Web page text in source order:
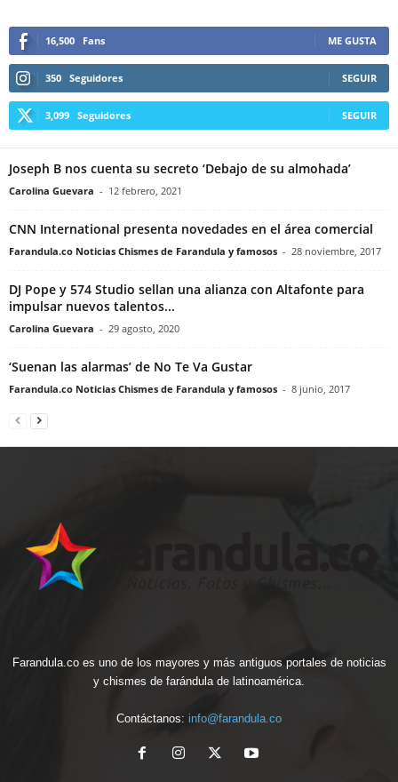
16,500 Fans ME GUSTA
350 Seguidores SEGUIR
3,099 Seguidores SEGUIR
Joseph B nos cuenta su secreto ‘Debajo de su almohada’
Carolina Guevara - 12 febrero, 2021
CNN International presenta novedades en el área comercial
Farandula.co Noticias Chismes de Farandula y famosos - 28 noviembre, 2017
DJ Pope y 574 Studio sellan una alianza con Altafonte para
impulsar nuevos talentos...
Carolina Guevara - 29 agosto, 2020
‘Suenan las alarmas’ de No Te Va Gustar
Farandula.co Noticias Chismes de Farandula y famosos - 8 junio, 2017
Farandula.co es uno de los mayores y más antiguos portales de noticias
y chismes de farándula de latinoamérica.
Contáctanos: info@farandula.co